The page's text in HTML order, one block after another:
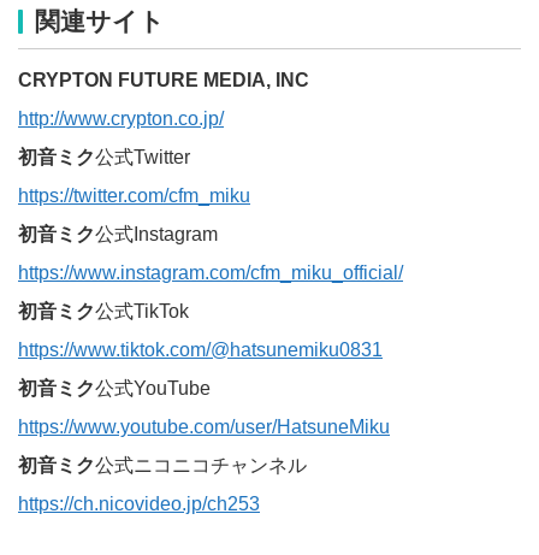
関連サイト
CRYPTON FUTURE MEDIA, INC
http://www.crypton.co.jp/
初音ミク公式Twitter
https://twitter.com/cfm_miku
初音ミク公式Instagram
https://www.instagram.com/cfm_miku_official/
初音ミク公式TikTok
https://www.tiktok.com/@hatsunemiku0831
初音ミク公式YouTube
https://www.youtube.com/user/HatsuneMiku
初音ミク公式ニコニコチャンネル
https://ch.nicovideo.jp/ch253